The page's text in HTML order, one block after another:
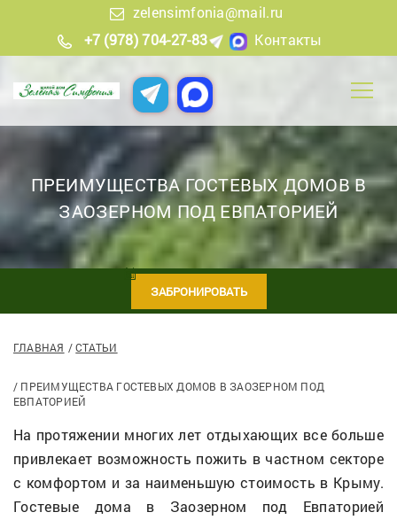
zelensimfonia@mail.ru
+7 (978) 704-27-83
Контакты
ПРЕИМУЩЕСТВА ГОСТЕВЫХ ДОМОВ В
ЗАОЗЕРНОМ ПОД ЕВПАТОРИЕЙ
ЗАБРОНИРОВАТЬ
ГЛАВНАЯ СТАТЬИ
ПРЕИМУЩЕСТВА ГОСТЕВЫХ ДОМОВ В ЗАОЗЕРНОМ ПОД
ЕВПАТОРИЕЙ
На протяжении многих лет отдыхающих все больше
привлекает возможность пожить в частном секторе
с комфортом и за наименьшую стоимость в Крыму.
Гостевые дома в Заозерном под Евпаторией